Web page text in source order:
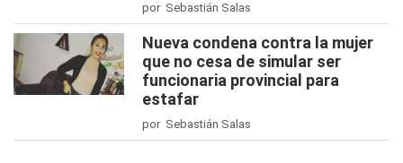
por Sebastián Salas
Nueva condena contra la mujer
que no cesa de simular ser
funcionaria provincial para
estafar
por Sebastián Salas